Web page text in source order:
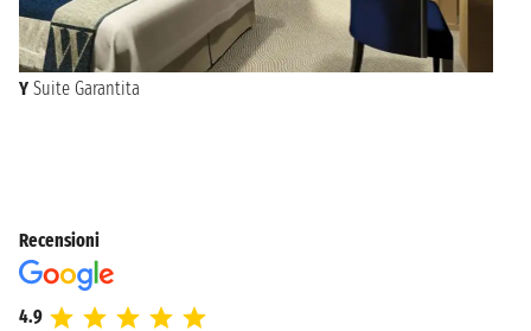
Y Suite Garantita
Recensioni
4.9